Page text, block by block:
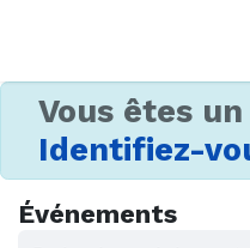
Vous êtes
Identifiez-
Événements